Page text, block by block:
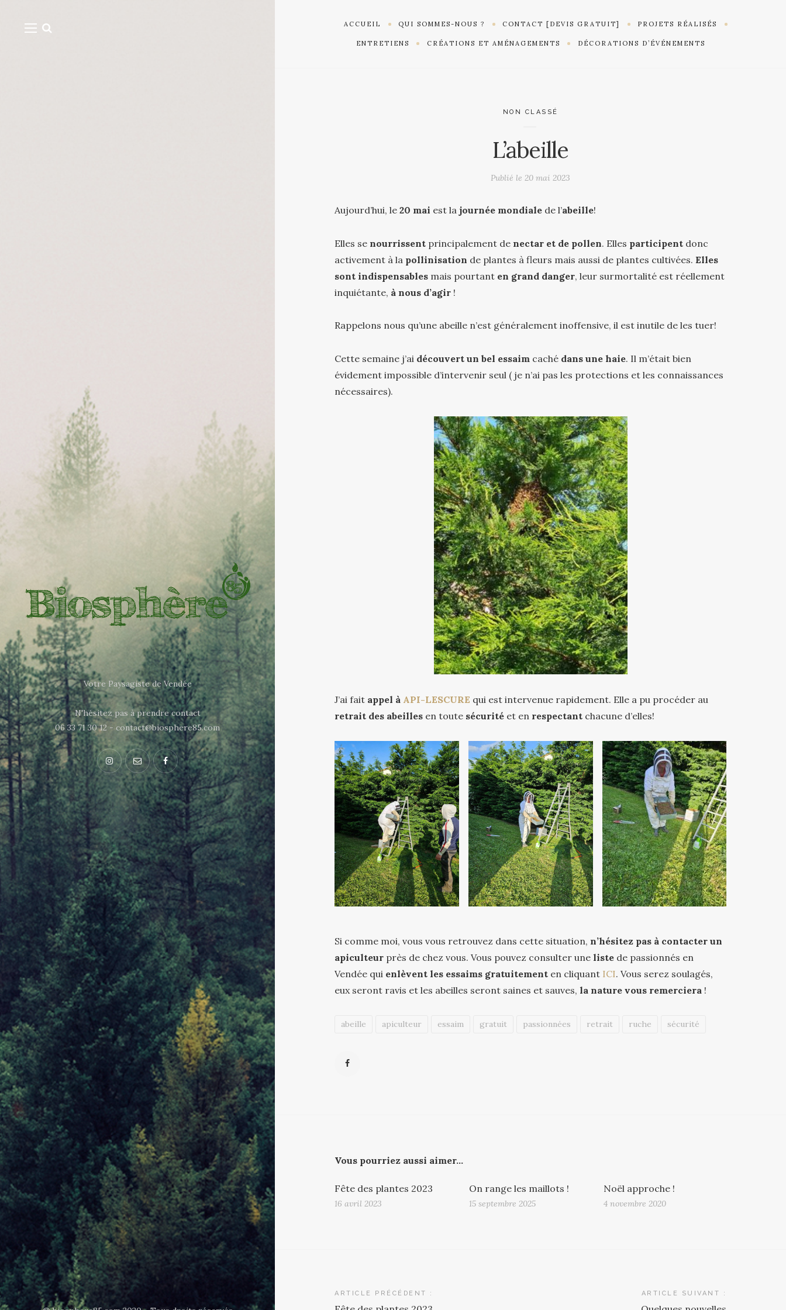
Votre Paysagiste de Vendée
N'hésitez pas à prendre contact
06 33 71 30 12 - contact@biosphere85.com
ACCUEIL QUI SOMMES-NOUS ? CONTACT [DEVIS GRATUIT] PROJETS RÉALISÉS
ENTRETIENS CRÉATIONS ET AMÉNAGEMENTS DÉCORATIONS D’ÉVÉNEMENTS
NON CLASSÉ
L’abeille
Publié le20 mai 2023
Aujourd’hui, le 20 mai est lajournée mondiale de l’abeille!
Elles se nourrissent principalement de nectar et de pollen. Elles participent donc
activement à la pollinisation de plantes à fleurs mais aussi de plantes cultivées. Elles
sont indispensables mais pourtant en grand danger, leur surmortalité est réellement
inquiétante, à nous d’agir !
Rappelons nous qu’une abeille n’est généralement inoffensive, il est inutile de les tuer!
Cette semaine j’ai découvert un bel essaim caché dans une haie. Il m’était bien
évidement impossible d’intervenir seul ( je n’ai pas les protections et les connaissances
nécessaires).
J’ai fait appel à API-LESCURE qui est intervenue rapidement. Elle a pu procéder au
retrait des abeilles en toute sécurité et en respectant chacune d’elles!
Si comme moi, vous vous retrouvez dans cette situation, n’hésitez pas à contacter un
apiculteur près de chez vous. Vous pouvez consulter une liste de passionnés en
Vendée qui enlèvent les essaims gratuitement en cliquant ICI. Vous serez soulagés,
eux seront ravis et les abeilles seront saines et sauves, la nature vous remerciera !
abeille apiculteur essaim gratuit passionnées retrait ruche sécurité
Vous pourriez aussi aimer...
Fête des plantes 2023
16 avril 2023
On range les maillots !
15 septembre 2025
Noël approche !
4 novembre 2020
Navigation
ARTICLE PRÉCÉDENT : ARTICLE SUIVANT :